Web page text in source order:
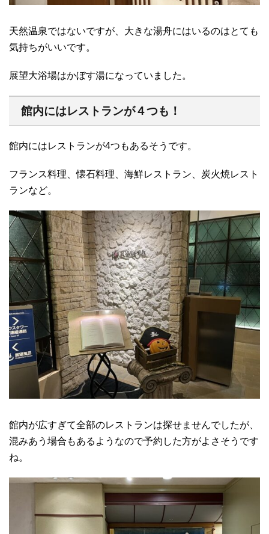
天然温泉ではないですが、大きな湯舟にはいるのはとても
気持ちがいいです。
展望大浴場はかぼす湯になっていました。
館内にはレストランが４つも！
館内にはレストランが4つもあるそうです。
フランス料理、懐石料理、海鮮レストラン、炭火焼レスト
ランなど。
館内が広すぎて全部のレストランは探せませんでしたが、
混みあう場合もあるようなので予約した方がよさそうです
ね。